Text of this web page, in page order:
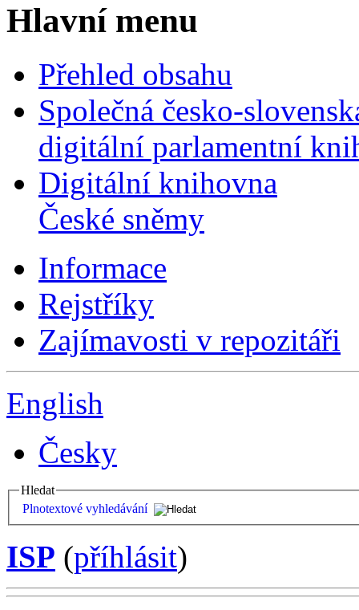
Hlavní menu
Přehled obsahu
Společná česko-
digitální parlamentní
Digitální knihovna
České sněmy
Informace
Rejstříky
Zajímavosti v repozitáři
English
Česky
Hledat
Plnotextové vyhledávání
ISP (příhlásit)